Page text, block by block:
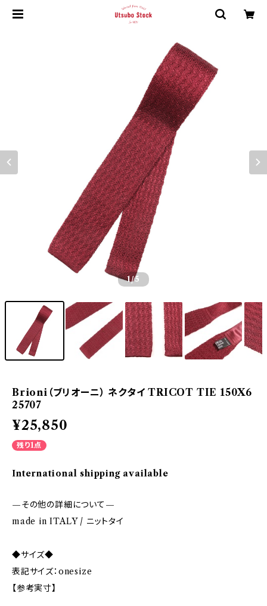
1/5
Brioni（ブリオーニ） ネクタイ TRICOT TIE 150X6
25707
¥25,850
残り1点
International shipping available
—その他の詳細について—
made in ITALY / ニットタイ
◆サイズ◆
表記サイズ：onesize
【参考実寸】